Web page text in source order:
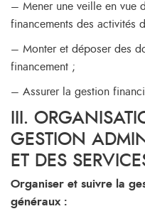
– Mener une veille en vue
financements des activités
– Monter et déposer des
financement ;
– Assurer la gestion
III.
GESTION
ET DES
Organiser et suivre la
généraux :